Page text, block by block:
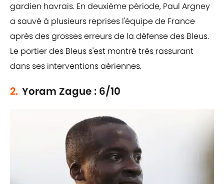
gardien havrais. En deuxième période, Paul Argney
a sauvé à plusieurs reprises l'équipe de France
après des grosses erreurs de la défense des Bleus.
Le portier des Bleus s'est montré très rassurant
dans ses interventions aériennes.
2. Yoram Zague : 6/10